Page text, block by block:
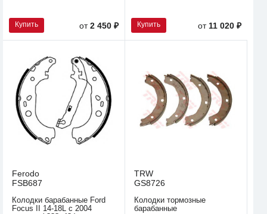
Купить от2 450 ₽ Купить от11 020 ₽
Ferodo
FSB687
Колодки барабанные Ford
Focus II 14-18L c 2004
TRW
GS8726
Колодки тормозные
барабанные